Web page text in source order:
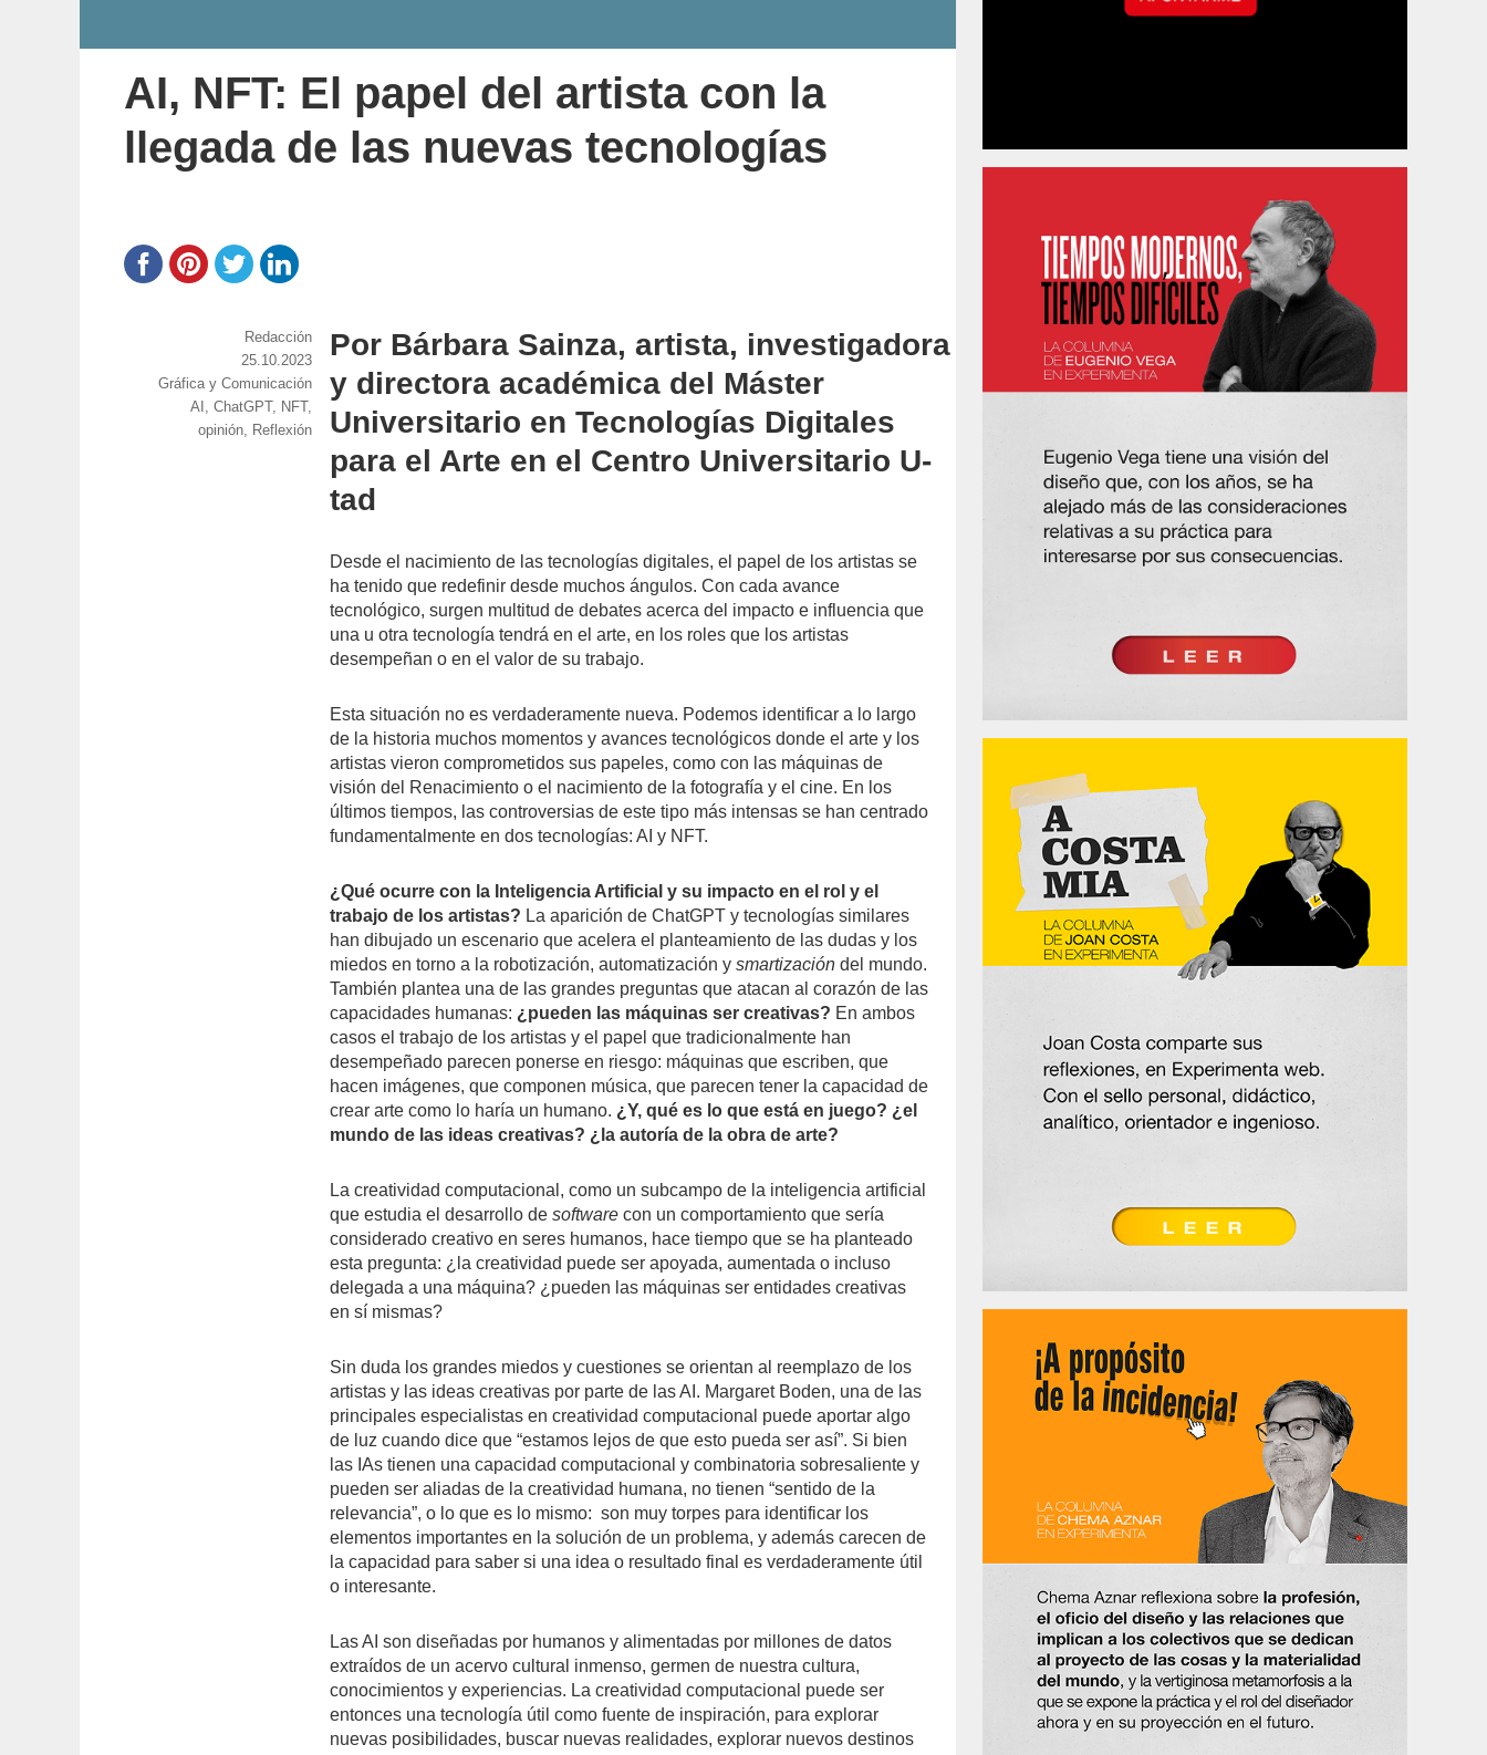
AI, NFT: El papel del artista con la
llegada de las nuevas tecnologías
Por Bárbara Sainza, artista, investigadora
y directora académica del Máster
Universitario en Tecnologías Digitales
para el Arte en el Centro Universitario U-
tad
Desde el nacimiento de las tecnologías digitales, el papel de los artistas se
ha tenido que redefinir desde muchos ángulos. Con cada avance
tecnológico, surgen multitud de debates acerca del impacto e influencia que
una u otra tecnología tendrá en el arte, en los roles que los artistas
desempeñan o en el valor de su trabajo.
Esta situación no es verdaderamente nueva. Podemos identificar a lo largo
de la historia muchos momentos y avances tecnológicos donde el arte y los
artistas vieron comprometidos sus papeles, como con las máquinas de
visión del Renacimiento o el nacimiento de la fotografía y el cine. En los
últimos tiempos, las controversias de este tipo más intensas se han centrado
fundamentalmente en dos tecnologías: AI y NFT.
¿Qué ocurre con la Inteligencia Artificial y su impacto en el rol y el
trabajo de los artistas? La aparición de ChatGPT y tecnologías similares
han dibujado un escenario que acelera el planteamiento de las dudas y los
miedos en torno a la robotización, automatización ysmartización del mundo.
También plantea una de las grandes preguntas que atacan al corazón de las
capacidades humanas: ¿pueden las máquinas ser creativas? En ambos
casos el trabajo de los artistas y el papel que tradicionalmente han
desempeñado parecen ponerse en riesgo: máquinas que escriben, que
hacen imágenes, que componen música, que parecen tener la capacidad de
crear arte como lo haría un humano. ¿Y, qué es lo que está en juego? ¿el
mundo de las ideas creativas? ¿la autoría de la obra de arte?
La creatividad computacional, como un subcampo de la inteligencia artificial
que estudia el desarrollo desoftware con un comportamiento que sería
considerado creativo en seres humanos, hace tiempo que se ha planteado
esta pregunta: ¿la creatividad puede ser apoyada, aumentada o incluso
delegada a una máquina? ¿pueden las máquinas ser entidades creativas
en sí mismas?
Sin duda los grandes miedos y cuestiones se orientan al reemplazo de los
artistas y las ideas creativas por parte de las AI. Margaret Boden, una de las
principales especialistas en creatividad computacional puede aportar algo
de luz cuando dice que “estamos lejos de que esto pueda ser así”. Si bien
las IAs tienen una capacidad computacional y combinatoria sobresaliente y
pueden ser aliadas de la creatividad humana, no tienen “sentido de la
relevancia”, o lo que es lo mismo: son muy torpes para identificar los
elementos importantes en la solución de un problema, y además carecen de
la capacidad para saber si una idea o resultado final es verdaderamente útil
o interesante.
Las AI son diseñadas por humanos y alimentadas por millones de datos
extraídos de un acervo cultural inmenso, germen de nuestra cultura,
conocimientos y experiencias. La creatividad computacional puede ser
entonces una tecnología útil como fuente de inspiración, para explorar
nuevas posibilidades, buscar nuevas realidades, explorar nuevos destinos
https://www.experimenta.es/author/redaccion/
Redacción
Publicado
el
25.10.2023
Categorías
Gráfica y Comunicación
Etiquetas
AI ,ChatGPT, NFT,
opinión, Reflexión